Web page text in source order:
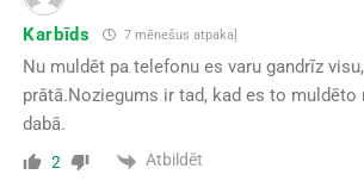
Karbīds 7 mēnešus atpakaļ
Nu muldēt pa telefonu es varu gandrīz
prātā.Noziegums ir tad, kad es to muldēto
dabā.
2 Atbildēt